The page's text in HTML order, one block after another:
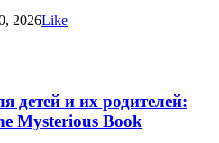
2026Like
детей и их родителей:
Mysterious Book